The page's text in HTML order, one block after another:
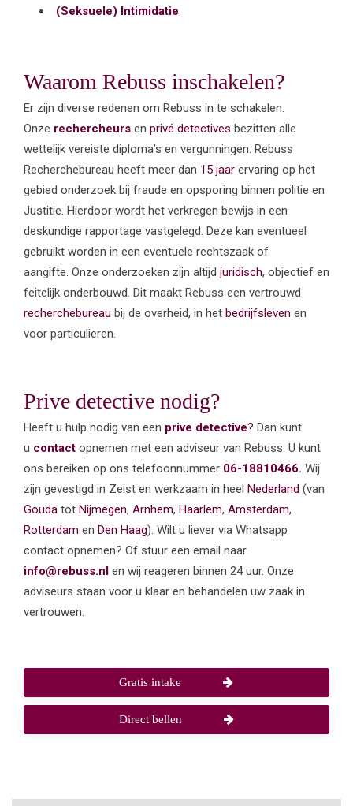
(Seksuele) Intimidatie
Waarom Rebuss inschakelen?
Er zijn diverse redenen om Rebuss in te schakelen.
Onze rechercheursen privé detectives bezitten alle
wettelijk vereiste diploma’s en vergunningen. Rebuss
Recherchebureau heeft meer dan 15 jaarervaring op het
gebied onderzoek bij fraude en opsporing binnen politie en
Justitie. Hierdoor wordt het verkregen bewijs in een
deskundige rapportage vastgelegd. Deze kan eventueel
gebruikt worden in een eventuele rechtszaak of
aangifte. Onze onderzoeken zijn altijd juridisch, objectief en
feitelijk onderbouwd. Dit maakt Rebuss een vertrouwd
recherchebureau bij de overheid, in het bedrijfsleven en
voor particulieren.
Prive detective nodig?
Heeft u hulp nodig van een prive detective? Dan kunt
u contactopnemen met een adviseur van Rebuss. U kunt
ons bereiken op ons telefoonnummer 06-18810466. Wij
zijn gevestigd in Zeist en werkzaam in heel Nederland (van
GoudatotNijmegen, Arnhem, Haarlem, Amsterdam,
Rotterdam en Den Haag). Wilt u liever via Whatsapp
contact opnemen? Of stuur een email naar
info@rebuss.nl en wij reageren binnen 24 uur. Onze
adviseurs staan voor u klaar en behandelen uw zaak in
vertrouwen.
Gratis intake
Direct bellen